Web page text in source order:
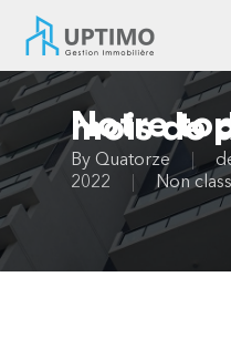
main
content
Notre
mois de
By Quatorze
2022
Non